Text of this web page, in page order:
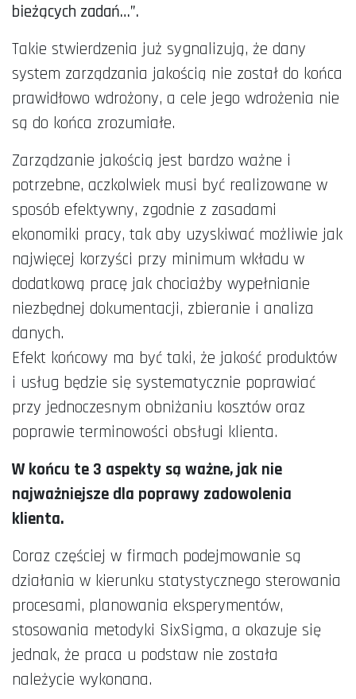
bieżących zadań…”.
Takie stwierdzenia już sygnalizują, że dany
system zarządzania jakością nie został do końca
prawidłowo wdrożony, a cele jego wdrożenia nie
są do końca zrozumiałe.
Zarządzanie jakością jest bardzo ważne i
potrzebne, aczkolwiek musi być realizowane w
sposób efektywny, zgodnie z zasadami
ekonomiki pracy, tak aby uzyskiwać możliwie jak
najwięcej korzyści przy minimum wkładu w
dodatkową pracę jak chociażby wypełnianie
niezbędnej dokumentacji, zbieranie i analiza
danych.
Efekt końcowy ma być taki, że jakość produktów
i usług będzie się systematycznie poprawiać
przy jednoczesnym obniżaniu kosztów oraz
poprawie terminowości obsługi klienta.
W końcu te 3 aspekty są ważne, jak nie
najważniejsze dla poprawy zadowolenia
klienta.
Coraz częściej w firmach podejmowanie są
działania w kierunku statystycznego sterowania
procesami, planowania eksperymentów,
stosowania metodyki SixSigma, a okazuje się
jednak, że praca u podstaw nie została
należycie wykonana.